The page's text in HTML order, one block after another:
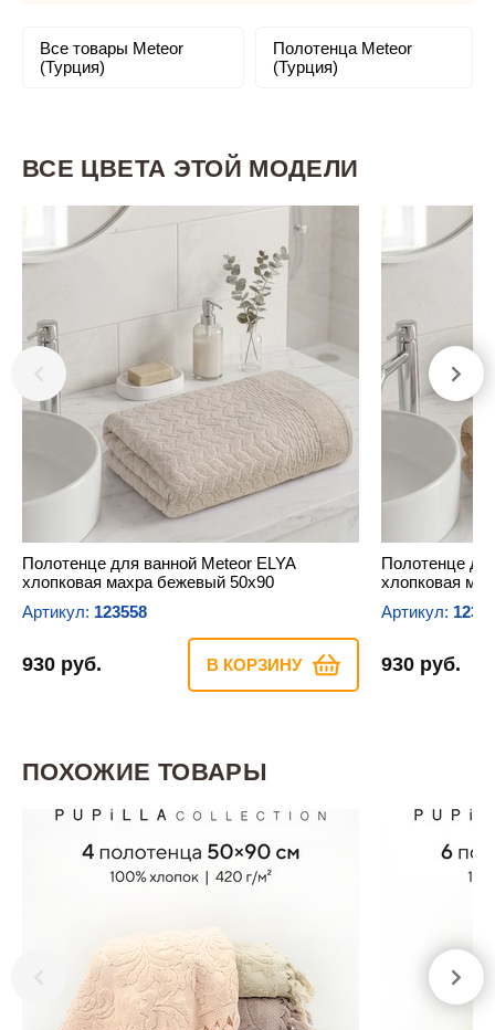
Все товары Meteor
(Турция)
Полотенца Meteor
(Турция)
ВСЕ ЦВЕТА ЭТОЙ МОДЕЛИ
Полотенце для ванной Meteor ELYA
хлопковая махра бежевый 50х90
Артикул: 123558
930 руб. В КОРЗИНУ
Полотенце
хлопковая
Артикул:
930 руб.
ПОХОЖИЕ ТОВАРЫ